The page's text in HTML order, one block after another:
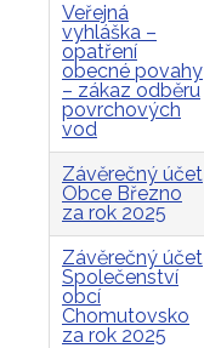
Veřejná
vyhláška –
opatření
obecné povahy
– zákaz odběru
povrchových
vod
Závěrečný účet
Obce Březno
za rok 2025
Závěrečný účet
Společenství
obcí
Chomutovsko
za rok 2025